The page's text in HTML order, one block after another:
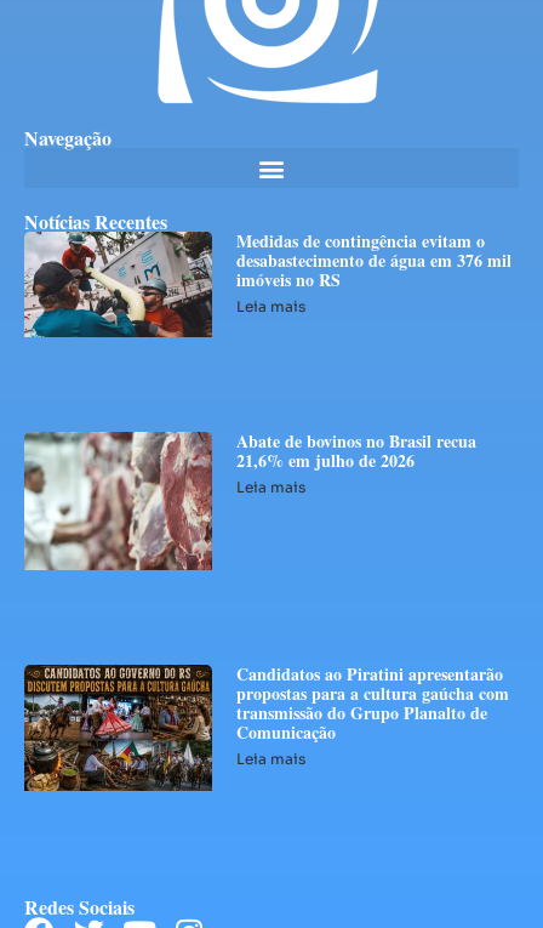
Navegação
Notícias Recentes
Medidas de contingência evitam o
desabastecimento de água em 376 mil
imóveis no RS
Leia mais
Abate de bovinos no Brasil recua
21,6% em julho de 2026
Leia mais
Candidatos ao Piratini apresentarão
propostas para a cultura gaúcha com
transmissão do Grupo Planalto de
Comunicação
Leia mais
Redes Sociais